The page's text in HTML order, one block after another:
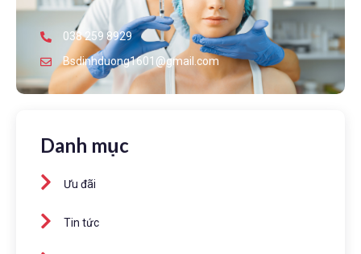
038 259 8929
Bsdinhduong1601@gmail.com
Danh mục
Ưu đãi
Tin tức